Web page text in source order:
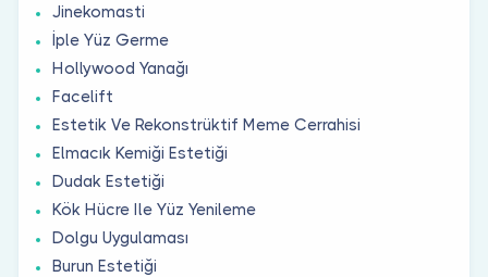
Jinekomasti
İple Yüz Germe
Hollywood Yanağı
Facelift
Estetik Ve Rekonstrüktif Meme Cerrahisi
Elmacık Kemiği Estetiği
Dudak Estetiği
Kök Hücre Ile Yüz Yenileme
Dolgu Uygulaması
Burun Estetiği